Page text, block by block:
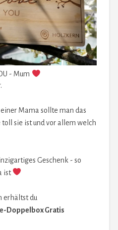
- Mum
Mama sollte man das
sie ist und vor allem welch
Geschenk - so
ist
erhältst du
Doppelbox Gratis